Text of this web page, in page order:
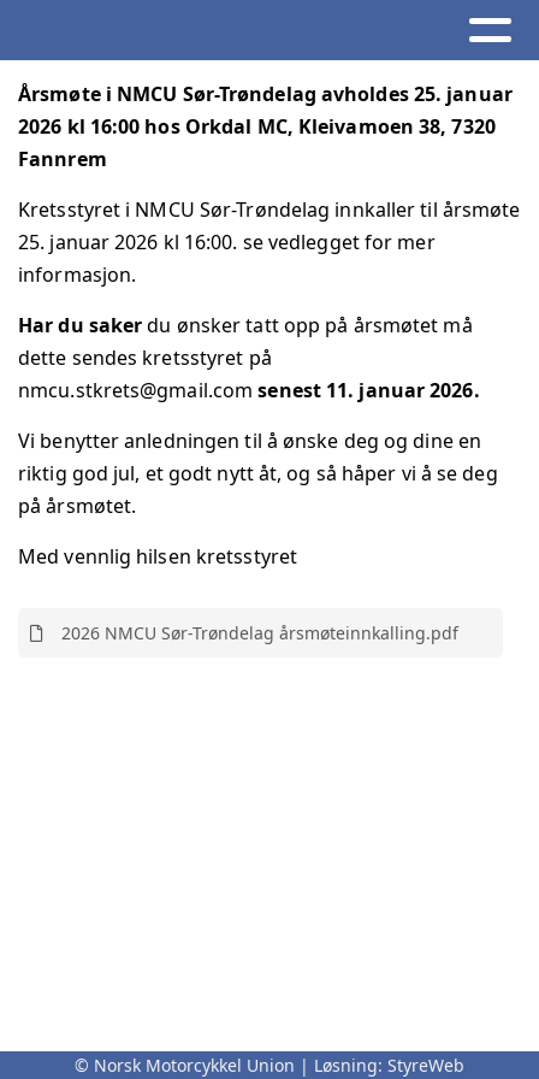
Årsmøte i NMCU Sør-Trøndelag avholdes 25. januar
2026 kl 16:00 hos Orkdal MC, Kleivamoen 38, 7320
Fannrem
Kretsstyret i NMCU Sør-Trøndelag innkaller til årsmøte
25. januar 2026 kl 16:00. se vedlegget for mer
informasjon.
Har du sakerdu ønsker tatt opp på årsmøtet må
dette sendes kretsstyret på
nmcu.stkrets@gmail.comsenest 11. januar 2026.
Vi benytter anledningen til å ønske deg og dine en
riktig god jul, et godt nytt åt, og så håper vi å se deg
på årsmøtet.
Med vennlig hilsen kretsstyret
2026 NMCU Sør-Trøndelag årsmøteinnkalling.pdf
© Norsk Motorcykkel Union | Løsning: StyreWeb